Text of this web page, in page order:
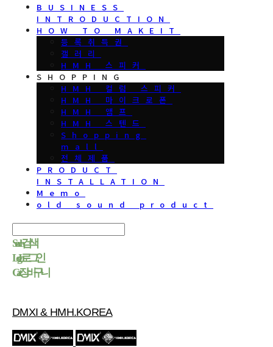
BUSINESS
INTRODUCTION
HOW TO MAKEIT
등록취득권
갤러리
HMH 스피커
SHOPPING
HMH 컬럼 스피커
HMH 마이크로폰
HMH 앰프
HMH 스텐드
Shopping
mall
전체제품
PRODUCT
INSTALLATION
Memo
old sound product
Search검색
Log In로그인
Cart장바구니
DMXI & HMH.KOREA